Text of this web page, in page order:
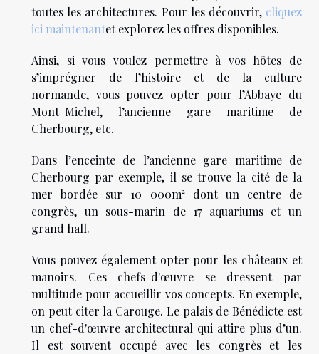
toutes les architectures. Pour les découvrir, cliquez
ici maintenantet explorez les offres disponibles.
Ainsi, si vous voulez permettre à vos hôtes de
s’imprégner de l’histoire et de la culture
normande, vous pouvez opter pour l’Abbaye du
Mont-Michel, l’ancienne gare maritime de
Cherbourg, etc.
Dans l’enceinte de l’ancienne gare maritime de
Cherbourg par exemple, il se trouve la cité de la
mer bordée sur 10 000m² dont un centre de
congrès, un sous-marin de 17 aquariums et un
grand hall.
Vous pouvez également opter pour les châteaux et
manoirs. Ces chefs-d'œuvre se dressent par
multitude pour accueillir vos concepts. En exemple,
on peut citer la Carouge. Le palais de Bénédicte est
un chef-d'œuvre architectural qui attire plus d’un.
Il est souvent occupé avec les congrès et les